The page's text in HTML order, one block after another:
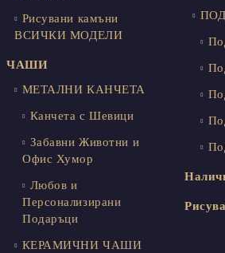
Рисувани камъни
ВСИЧКИ МОДЕЛИ
ЧАШИ
МЕТАЛНИ КАНЧЕТА
Канчета с Шевици
Забавни Животни и
Офис Хумор
Любов и
Персонализирани
Подаръци
КЕРАМИЧНИ ЧАШИ